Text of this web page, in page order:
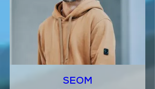
SEOM